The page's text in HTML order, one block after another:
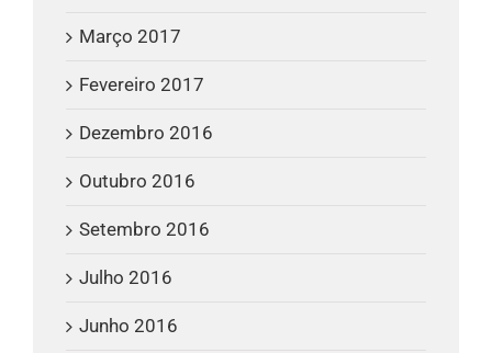
Março 2017
Fevereiro 2017
Dezembro 2016
Outubro 2016
Setembro 2016
Julho 2016
Junho 2016